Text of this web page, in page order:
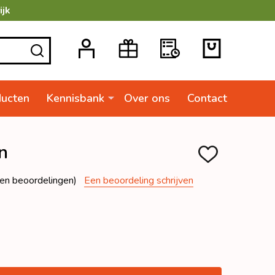
ZOEKEN
Kennisbank Over ons Contact
TOEVOEGEN
beoordelingen) Een beoordeling schrijven